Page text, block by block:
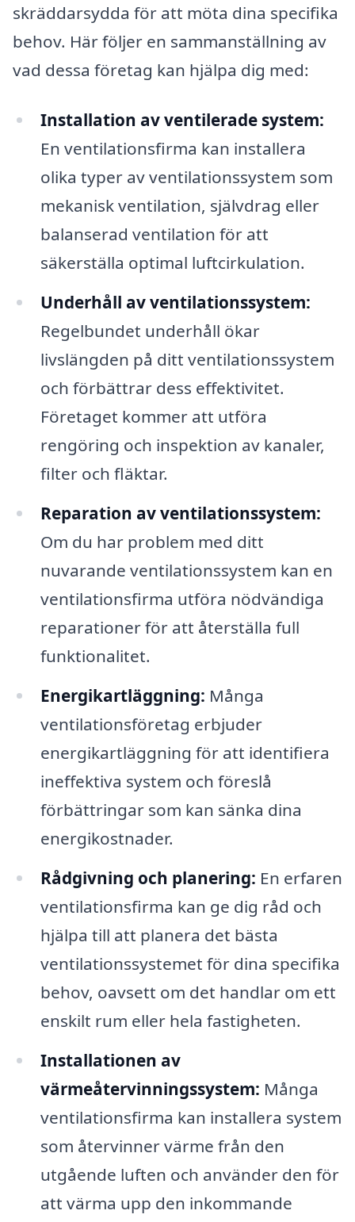
skräddarsydda för att möta dina specifika
behov. Här följer en sammanställning av
vad dessa företag kan hjälpa dig med:
Installation av ventilerade system:
En ventilationsfirma kan installera
olika typer av ventilationssystem som
mekanisk ventilation, självdrag eller
balanserad ventilation för att
säkerställa optimal luftcirkulation.
Underhåll av ventilationssystem:
Regelbundet underhåll ökar
livslängden på ditt ventilationssystem
och förbättrar dess effektivitet.
Företaget kommer att utföra
rengöring och inspektion av kanaler,
filter och fläktar.
Reparation av ventilationssystem:
Om du har problem med ditt
nuvarande ventilationssystem kan en
ventilationsfirma utföra nödvändiga
reparationer för att återställa full
funktionalitet.
Energikartläggning: Många
ventilationsföretag erbjuder
energikartläggning för att identifiera
ineffektiva system och föreslå
förbättringar som kan sänka dina
energikostnader.
Rådgivning och planering: En erfaren
ventilationsfirma kan ge dig råd och
hjälpa till att planera det bästa
ventilationssystemet för dina specifika
behov, oavsett om det handlar om ett
enskilt rum eller hela fastigheten.
Installationen av
värmeåtervinningssystem: Många
ventilationsfirma kan installera system
som återvinner värme från den
utgående luften och använder den för
att värma upp den inkommande